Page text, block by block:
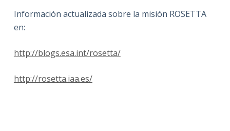
Información actualizada sobre la misión ROSETTA
en:
http://blogs.esa.int/rosetta/
http://rosetta.iaa.es/